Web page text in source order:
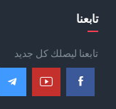
تابعنا
تابعنا ليصلك كل جديد